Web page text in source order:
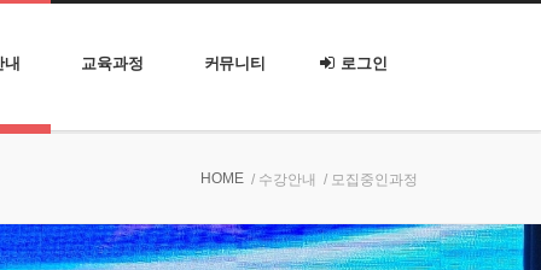
내 교육과정 커뮤니티 로그인
HOME / 수강안내 / 모집중인과정